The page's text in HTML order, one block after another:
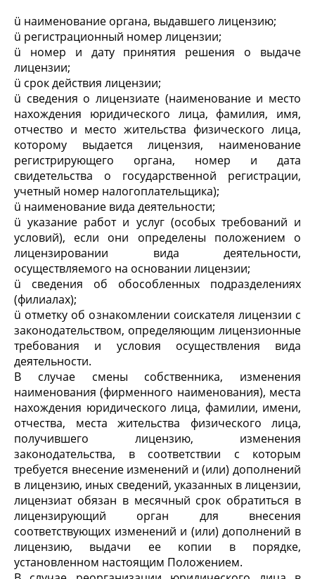
ü наименование органа, выдавшего лицензию;
ü регистрационный номер лицензии;
ü номер и дату принятия решения о выдаче
лицензии;
ü срок действия лицензии;
ü сведения о лицензиате (наименование и место
нахождения юридического лица, фамилия, имя,
отчество и место жительства физического лица,
которому выдается лицензия, наименование
регистрирующего органа, номер и дата
свидетельства о государственной регистрации,
учетный номер налогоплательщика);
ü наименование вида деятельности;
ü указание работ и услуг (особых требований и
условий), если они определены положением о
лицензировании вида деятельности,
осуществляемого на основании лицензии;
ü сведения об обособленных подразделениях
(филиалах);
ü отметку об ознакомлении соискателя лицензии с
законодательством, определяющим лицензионные
требования и условия осуществления вида
деятельности.
В случае смены собственника, изменения
наименования (фирменного наименования), места
нахождения юридического лица, фамилии, имени,
отчества, места жительства физического лица,
получившего лицензию, изменения
законодательства, в соответствии с которым
требуется внесение изменений и (или) дополнений
в лицензию, иных сведений, указанных в лицензии,
лицензиат обязан в месячный срок обратиться в
лицензирующий орган для внесения
соответствующих изменений и (или) дополнений в
лицензию, выдачи ее копии в порядке,
установленном настоящим Положением.